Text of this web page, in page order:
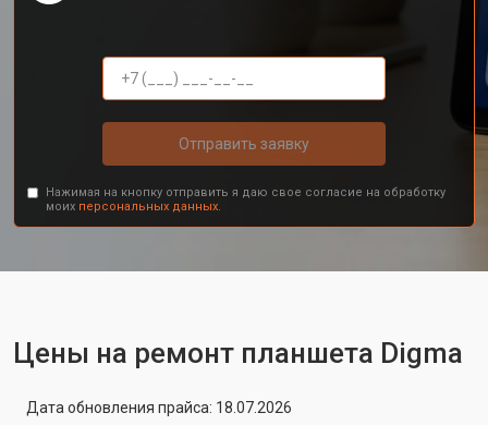
Отправить заявку
Нажимая на кнопку отправить я даю свое согласие на обработку
моих персональных данных.
Цены на ремонт планшета Digma
Дата обновления прайса: 18.07.2026